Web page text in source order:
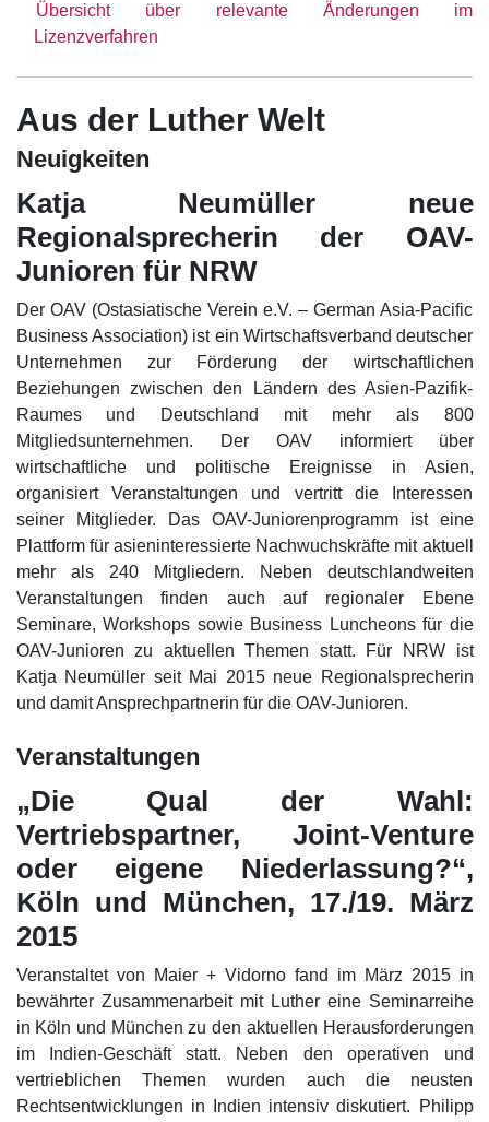
Übersicht über relevante Änderungen im
Lizenzverfahren
Aus der Luther Welt
Neuigkeiten
Katja Neumüller neue
Regionalsprecherin der OAV-
Junioren für NRW
Der OAV (Ostasiatische Verein e.V. – German Asia-Pacific
Business Association) ist ein Wirtschaftsverband deutscher
Unternehmen zur Förderung der wirtschaftlichen
Beziehungen zwischen den Ländern des Asien-Pazifik-
Raumes und Deutschland mit mehr als 800
Mitgliedsunternehmen. Der OAV informiert über
wirtschaftliche und politische Ereignisse in Asien,
organisiert Veranstaltungen und vertritt die Interessen
seiner Mitglieder. Das OAV-Juniorenprogramm ist eine
Plattform für asieninteressierte Nachwuchskräfte mit aktuell
mehr als 240 Mitgliedern. Neben deutschlandweiten
Veranstaltungen finden auch auf regionaler Ebene
Seminare, Workshops sowie Business Luncheons für die
OAV-Junioren zu aktuellen Themen statt. Für NRW ist
Katja Neumüller seit Mai 2015 neue Regionalsprecherin
und damit Ansprechpartnerin für die OAV-Junioren.
Veranstaltungen
„Die Qual der Wahl:
Vertriebspartner, Joint-Venture
oder eigene Niederlassung?“,
Köln und München, 17./19. März
2015
Veranstaltet von Maier + Vidorno fand im März 2015 in
bewährter Zusammenarbeit mit Luther eine Seminarreihe
in Köln und München zu den aktuellen Herausforderungen
im Indien-Geschäft statt. Neben den operativen und
vertrieblichen Themen wurden auch die neusten
Rechtsentwicklungen in Indien intensiv diskutiert. Philipp